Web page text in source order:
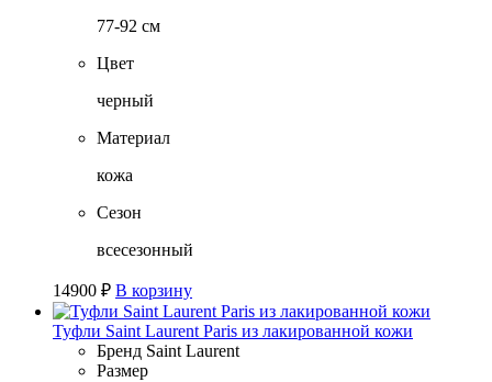
77-92 см
Цвет
черный
Материал
кожа
Сезон
всесезонный
14900 ₽ В корзину
Туфли Saint Laurent Paris из лакированной кожи
Бренд Saint Laurent
Размер